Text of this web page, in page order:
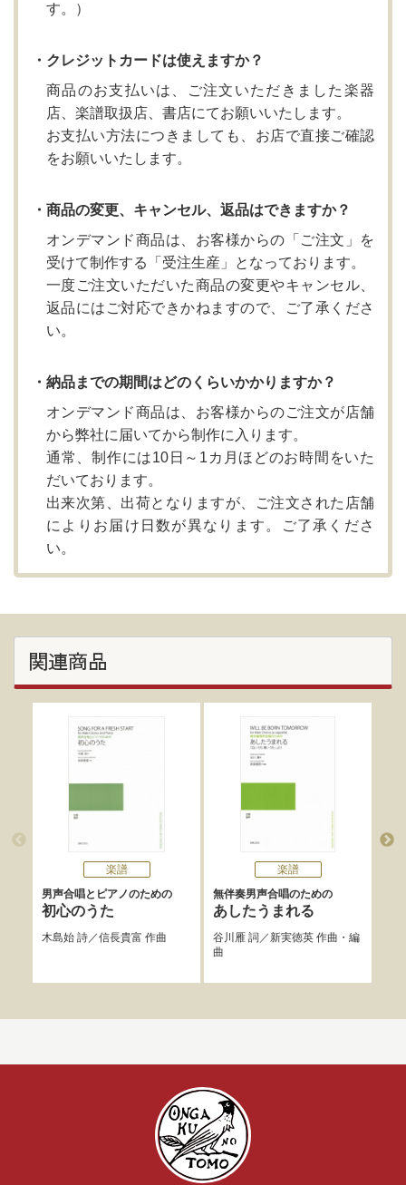
す。）
・クレジットカードは使えますか？
商品のお支払いは、ご注文いただきました楽器
店、楽譜取扱店、書店にてお願いいたします。
お支払い方法につきましても、お店で直接ご確認
をお願いいたします。
・商品の変更、キャンセル、返品はできますか？
オンデマンド商品は、お客様からの「ご注文」を
受けて制作する「受注生産」となっております。
一度ご注文いただいた商品の変更やキャンセル、
返品にはご対応できかねますので、ご了承くださ
い。
・納品までの期間はどのくらいかかりますか？
オンデマンド商品は、お客様からのご注文が店舗
から弊社に届いてから制作に入ります。
通常、制作には10日～1カ月ほどのお時間をいた
だいております。
出来次第、出荷となりますが、ご注文された店舗
によりお届け日数が異なります。ご了承くださ
い。
関連商品
楽譜
男声合唱とピアノのための
初心のうた
木島始詩／信長貴富 作曲
楽譜
無伴奏男声合唱のための
あしたうまれる
谷川雁詞／新実徳英作曲・編
曲